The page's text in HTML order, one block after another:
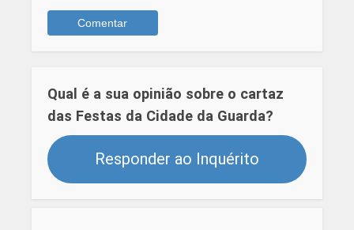
Qual é a sua opinião sobre o cartaz
das Festas da Cidade da Guarda?
Responder ao Inquérito